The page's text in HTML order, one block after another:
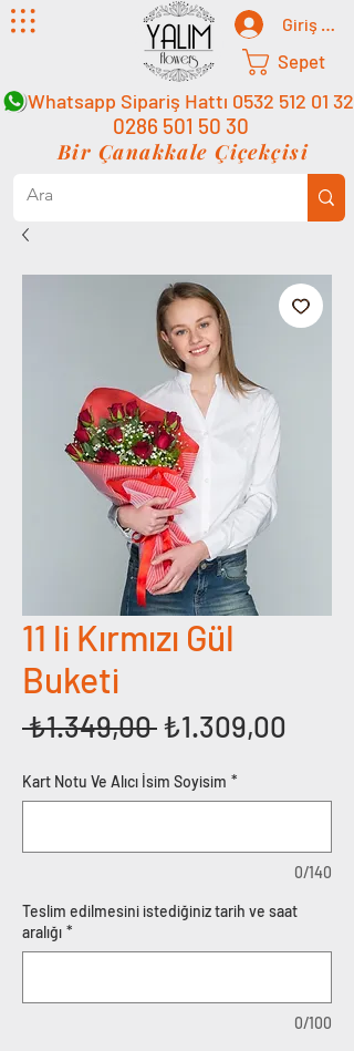
Giriş Yap
Sepet
Whatsapp Sipariş Hattı 0532 512 01 32
0286 501 50 30
Bir Çanakkale Çiçekçisi
11 li Kırmızı Gül
Buketi
₺1.349,00 Normal
₺1.309,00
Kart Notu Ve Alıcı İsim Soyisim *
0/140
Teslim edilmesini istediğiniz tarih ve saat
aralığı *
0/100